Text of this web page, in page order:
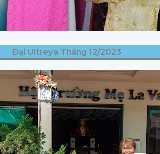
Đại Ultreya Tháng 12/2023